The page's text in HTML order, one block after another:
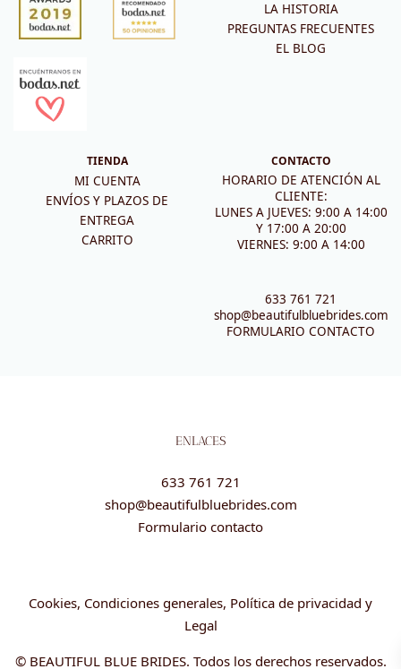
LA HISTORIA
PREGUNTAS FRECUENTES
EL BLOG
TIENDA
MI CUENTA
ENVÍOS Y PLAZOS DE
ENTREGA
CARRITO
CONTACTO
HORARIO DE ATENCIÓN AL
CLIENTE:
LUNES A JUEVES: 9:00 A 14:00
Y 17:00 A 20:00
VIERNES: 9:00 A 14:00
633 761 721
shop@beautifulbluebrides.com
FORMULARIO CONTACTO
ENLACES
633 761 721
shop@beautifulbluebrides.com
Formulario contacto
Cookies, Condiciones generales, Política de privacidad y
Legal
© BEAUTIFUL BLUE BRIDES. Todos los derechos reservados.